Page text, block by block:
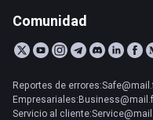
Comunidad
Reportes de
Servicio al